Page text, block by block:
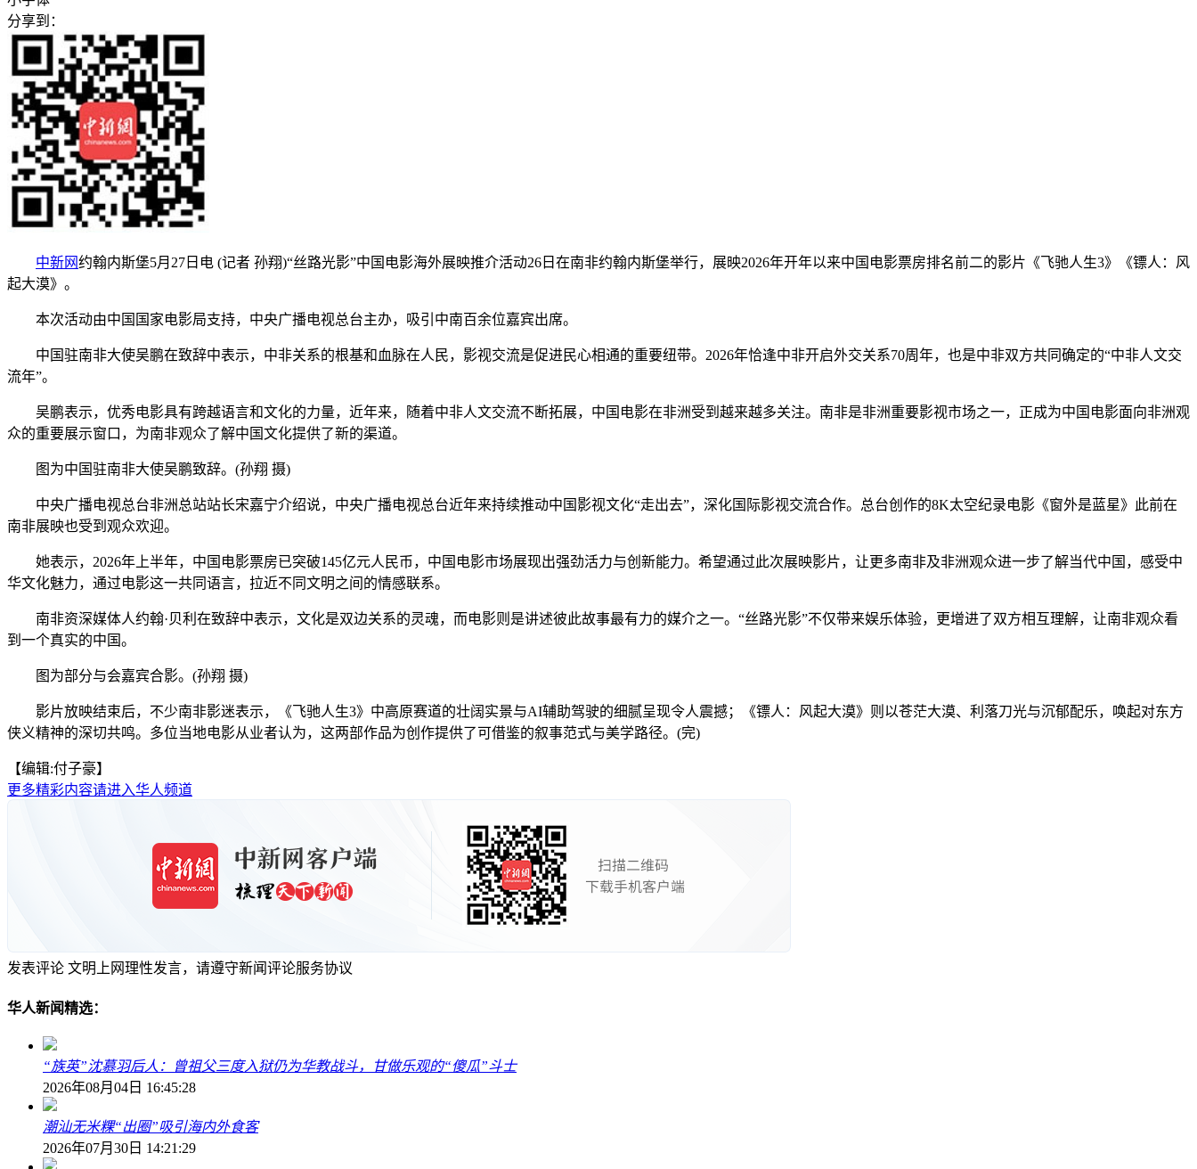
分享到：
中新网约翰内斯堡5月27日电 (记者 孙翔)“丝路光影”中国电影海外展映推介活动26日在南非约翰内斯堡举行，展映2026年开年以来中国电影票房排名前二的影片《飞驰人生3》《镖人：风
起大漠》。
本次活动由中国国家电影局支持，中央广播电视总台主办，吸引中南百余位嘉宾出席。
中国驻南非大使吴鹏在致辞中表示，中非关系的根基和血脉在人民，影视交流是促进民心相通的重要纽带。2026年恰逢中非开启外交关系70周年，也是中非双方共同确定的“中非人文交
流年”。
吴鹏表示，优秀电影具有跨越语言和文化的力量，近年来，随着中非人文交流不断拓展，中国电影在非洲受到越来越多关注。南非是非洲重要影视市场之一，正成为中国电影面向非洲观
众的重要展示窗口，为南非观众了解中国文化提供了新的渠道。
图为中国驻南非大使吴鹏致辞。(孙翔 摄)
中央广播电视总台非洲总站站长宋嘉宁介绍说，中央广播电视总台近年来持续推动中国影视文化“走出去”，深化国际影视交流合作。总台创作的8K太空纪录电影《窗外是蓝星》此前在
南非展映也受到观众欢迎。
她表示，2026年上半年，中国电影票房已突破145亿元人民币，中国电影市场展现出强劲活力与创新能力。希望通过此次展映影片，让更多南非及非洲观众进一步了解当代中国，感受中
华文化魅力，通过电影这一共同语言，拉近不同文明之间的情感联系。
南非资深媒体人约翰·贝利在致辞中表示，文化是双边关系的灵魂，而电影则是讲述彼此故事最有力的媒介之一。“丝路光影”不仅带来娱乐体验，更增进了双方相互理解，让南非观众看
到一个真实的中国。
图为部分与会嘉宾合影。(孙翔 摄)
影片放映结束后，不少南非影迷表示，《飞驰人生3》中高原赛道的壮阔实景与AI辅助驾驶的细腻呈现令人震撼；《镖人：风起大漠》则以苍茫大漠、利落刀光与沉郁配乐，唤起对东方
侠义精神的深切共鸣。多位当地电影从业者认为，这两部作品为创作提供了可借鉴的叙事范式与美学路径。(完)
【编辑:付子豪】
更多精彩内容请进入华人频道
发表评论 文明上网理性发言，请遵守新闻评论服务协议
华人新闻精选：
“族英”沈慕羽后人：曾祖父三度入狱仍为华教战斗，甘做乐观的“傻瓜”斗士
2026年08月04日 16:45:28
潮汕无米粿“出圈”吸引海内外食客
2026年07月30日 14:21:29